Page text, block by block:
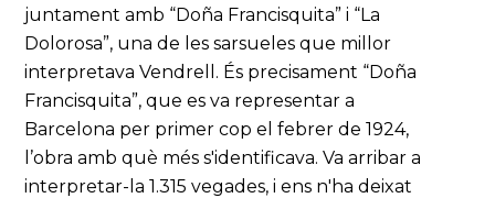
juntament amb “Doña Francisquita” i “La
Dolorosa”, una de les sarsueles que millor
interpretava Vendrell. És precisament “Doña
Francisquita”, que es va representar a
Barcelona per primer cop el febrer de 1924,
l’obra amb què més s'identificava. Va arribar a
interpretar-la 1.315 vegades, i ens n'ha deixat